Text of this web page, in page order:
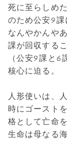
死に至らしめ
のため公安9課
なんやかんや
課が回収する
（公安9課と6
核心に迫る。
人形使いは、
時にゴースト
格として亡命
生命は母なる